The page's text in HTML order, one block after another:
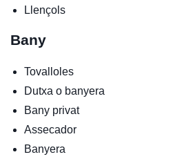
Llençols
Bany
Tovalloles
Dutxa o banyera
Bany privat
Assecador
Banyera